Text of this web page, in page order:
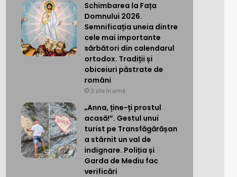
Schimbarea la Fața
Domnului 2026.
Semnificația uneia dintre
cele mai importante
sărbători din calendarul
ortodox. Tradiții și
obiceiuri păstrate de
români
3 zile în urmă
„Anna, ține-ți prostul
acasă!”. Gestul unui
turist pe Transfăgărășan
a stârnit un val de
indignare. Poliția și
Garda de Mediu fac
verificări